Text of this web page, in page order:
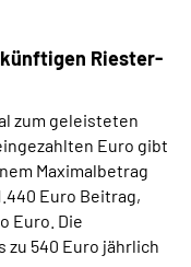
Riester-
zum geleisteten
Euro gibt
Maximalbetrag
Euro Beitrag,
Euro. Die
zu 540 Euro jährlich